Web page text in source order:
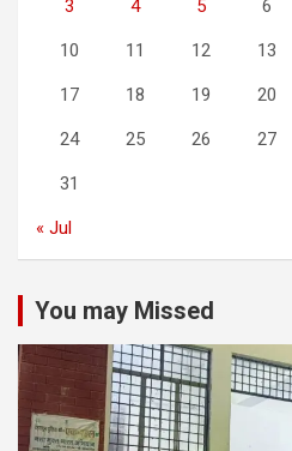
3 4 5 6
10 11 12 13
17 18 19 20
24 25 26 27
31
« Jul
You may Missed